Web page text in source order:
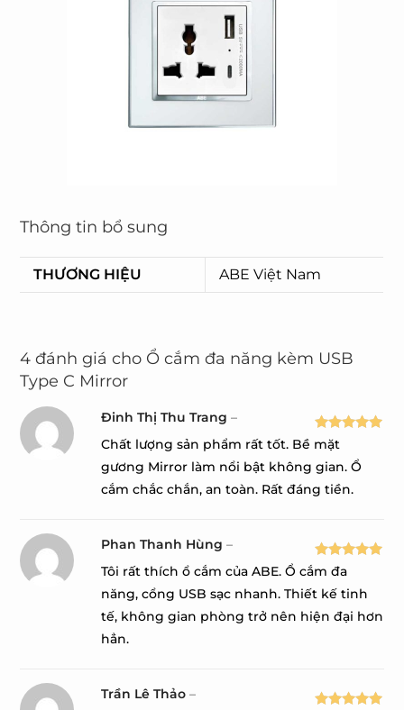
Thông tin bổ sung
THƯƠNG HIỆU ABE Việt Nam
4 đánh giá cho Ổ cắm đa năng kèm USB
Type C Mirror
Được xếp
hạng
5
sao
Đinh Thị Thu Trang–
Chất lượng sản phẩm rất tốt. Bề mặt
gương Mirror làm nổi bật không gian. Ổ
cắm chắc chắn, an toàn. Rất đáng tiền.
Được xếp
hạng55
sao
Phan Thanh Hùng–
Tôi rất thích ổ cắm của ABE. Ổ cắm đa
năng, cổng USB sạc nhanh. Thiết kế tinh
tế, không gian phòng trở nên hiện đại hơn
hẳn.
Trần Lê Thảo–